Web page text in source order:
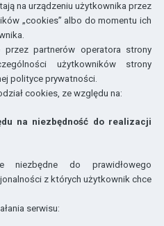
na urządzeniu użytkownika przez
„cookies” albo do momentu ich
przez partnerów operatora strony
użytkowników strony
polityce prywatności.
cookies, ze względu na:
na niezbędność do realizacji
do prawidłowego
z których użytkownik chce
serwisu: